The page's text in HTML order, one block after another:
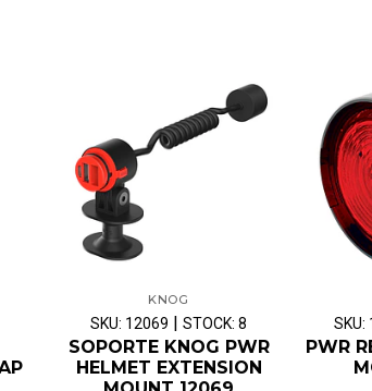
KNOG
SKU: 12069 | STOCK: 8
SOPORTE KNOG PWR
HELMET EXTENSION
SKU:
PWR